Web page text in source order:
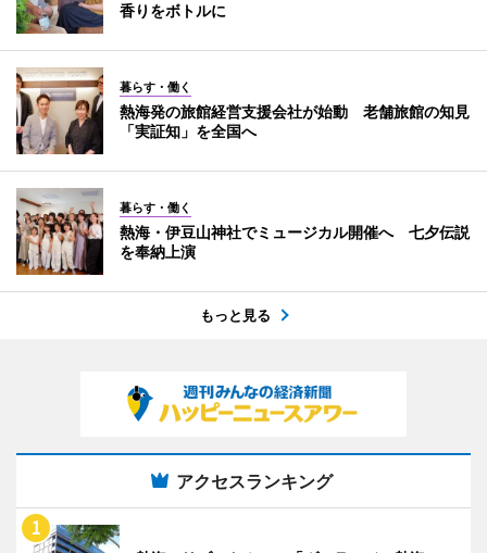
香りをボトルに
暮らす・働く
熱海発の旅館経営支援会社が始動 老舗旅館の知見
「実証知」を全国へ
暮らす・働く
熱海・伊豆山神社でミュージカル開催へ 七夕伝説
を奉納上演
もっと見る
アクセスランキング